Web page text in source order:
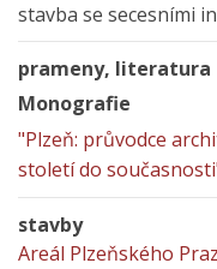
stavba se secesními
prameny, literatura
Monografie
"Plzeň: průvodce
století do
stavby
Areál Plzeňského